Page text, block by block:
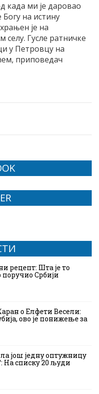
када ми је даровао
на истину
је на
Гусле ратничке
у Петровцу на
приповедач
рецепт: Шта је то
поручио Србији
о Елфети Весели:
ово је понижење за
још једну оптужницу
На списку 20 људи